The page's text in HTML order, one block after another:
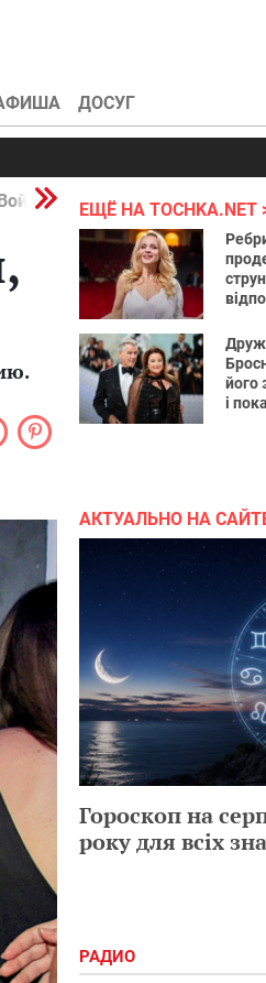
ДОСУГ
в Украине 2022
ЕЩЁ НА TOCHKA.NET
його
і
АКТУАЛЬНО НА
Гороскоп на
року для всіх
РАДИО